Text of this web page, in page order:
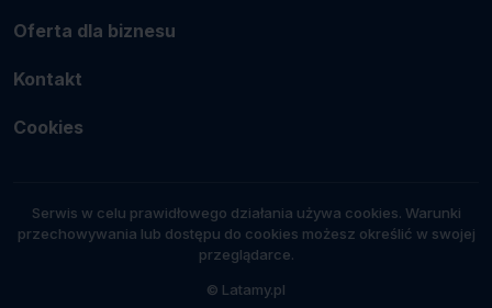
Oferta dla biznesu
Kontakt
Cookies
Serwis w celu prawidłowego działania używa cookies. Warunki
przechowywania lub dostępu do cookies możesz określić w swojej
przeglądarce.
© Latamy.pl